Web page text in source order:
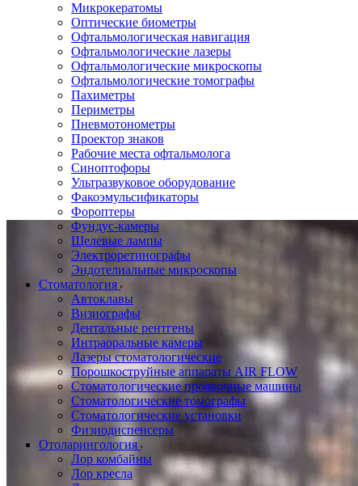
Микрокератомы
Оптические биометры
Офтальмологическая навигация
Офтальмологические лазеры
Офтальмологические микроскопы
Офтальмологические томографы
Пахиметры
Периметры
Пневмотонометры
Проектор знаков
Рабочие места офтальмолога
Синоптофоры
Ультразвуковое оборудование
Факоэмульсификаторы
Фороптеры
Фундус-камеры
Щелевые лампы
Электроретинографы
Эндотелиальные микроскопы
Стоматология
Автоклавы
Визиографы
Дентальные рентгены
Интраоральные камеры
Лазеры стоматологические
Порошкоструйные аппараты AIR FLOW
Стоматологические проявочные машины
Стоматологические томографы
Стоматологические установки
Физиодиспенсеры
Отоларингология
Лор комбайны
Лор кресла